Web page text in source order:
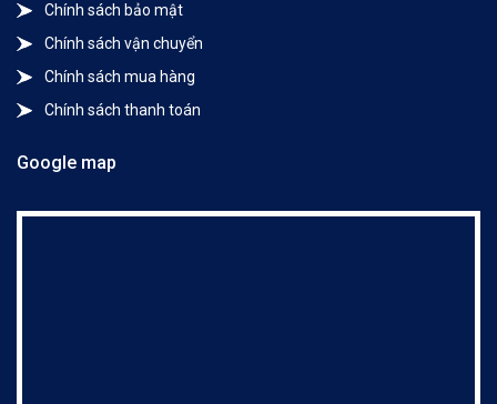
Chính sách bảo mật
Chính sách vận chuyển
Chính sách mua hàng
Chính sách thanh toán
Google map